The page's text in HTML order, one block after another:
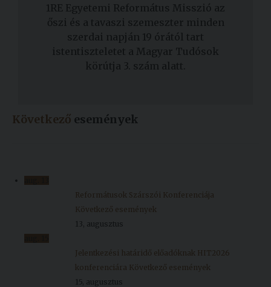
1RE Egyetemi Református Misszió az
őszi és a tavaszi szemeszter minden
szerdai napján 19 órától tart
istentiszteletet a Magyar Tudósok
körútja 3. szám alatt.
Következő események
Reformátusok Szárszói Konferenciája
Következő események
13, augusztus
Jelentkezési határidő előadóknak HIT2026
konferenciára Következő események
15, augusztus